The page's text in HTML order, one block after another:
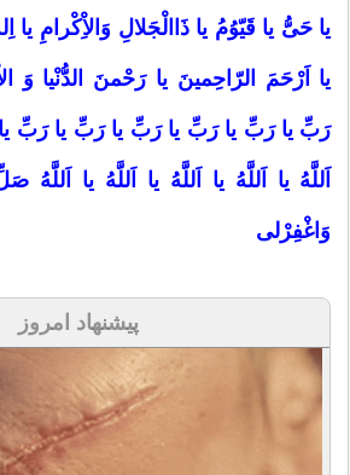
يا حَىُّ يا قَيّوُمُ يا ذَاالْجَلالِ وَالاِْكْرامِ يا
يا اَرْحَمَ الرّاحِمينَ يا رَحْمنَ الدُّنْيا وَ
رَبِّ يا رَبِّ يا رَبِّ يا رَبِّ يا رَبِّ يا رَبِّ يا
اَللَّهُ يا اَللَّهُ يا اَللَّهُ يا اَللَّهُ يا
وَاغْفِرْلى
پیشنهاد امروز